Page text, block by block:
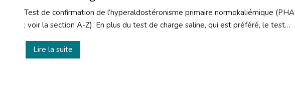
Test de confirmation de l’hyperaldostéronisme primaire normokaliémique
; voir la section A-Z). En plus du test de charge saline, qui est préféré, le test…
Lire la suite